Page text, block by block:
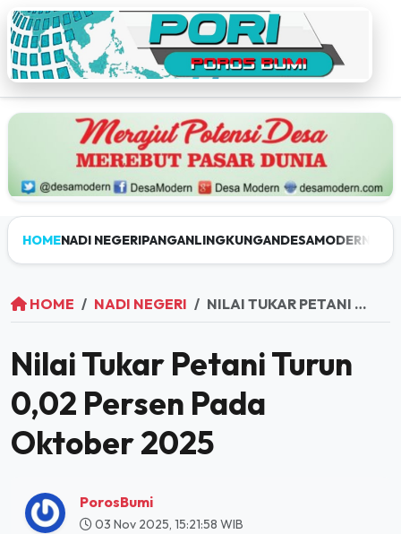
HOMENADI NEGERIPANGANLINGKUNGANDESAMODERN
HOME NADI NEGERI NILAI TUKAR PETANI TURUN 0,02 PERSEN PADA OKTOBER 2025
Nilai Tukar Petani Turun
0,02 Persen Pada
Oktober 2025
PorosBumi
03 Nov 2025, 15:21:58 WIB